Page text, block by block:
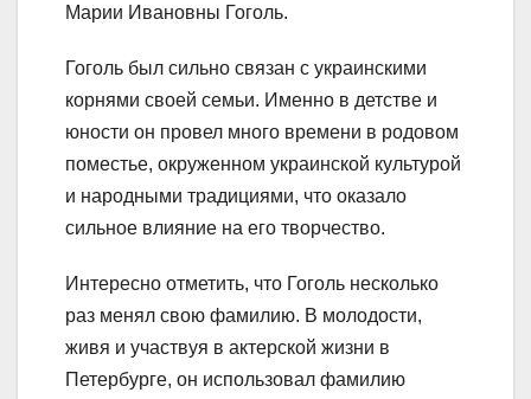
Марии Ивановны Гоголь.
Гоголь был сильно связан с украинскими
корнями своей семьи. Именно в детстве и
юности он провел много времени в родовом
поместье, окруженном украинской культурой
и народными традициями, что оказало
сильное влияние на его творчество.
Интересно отметить, что Гоголь несколько
раз менял свою фамилию. В молодости,
живя и участвуя в актерской жизни в
Петербурге, он использовал фамилию